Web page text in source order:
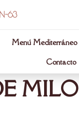
63
Menú Mediterráneo
Contacto
MILO